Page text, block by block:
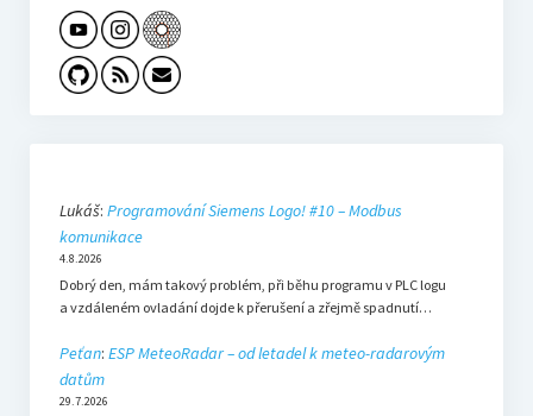
Lukáš: Programování Siemens Logo! #10 – Modbus
komunikace
4.8.2026
Dobrý den, mám takový problém, při běhu programu v PLC logu
a vzdáleném ovladání dojde k přerušení a zřejmě spadnutí…
Peťan: ESP MeteoRadar – od letadel k meteo-radarovým
datům
29.7.2026